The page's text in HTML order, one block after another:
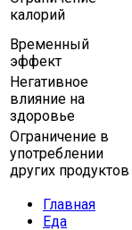
калорий
Временный
эффект
Негативное
влияние на
здоровье
Ограничение в
употреблении
других продуктов
Главная
Еда